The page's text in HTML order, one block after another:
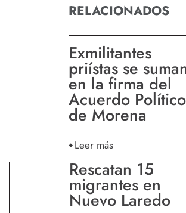
RELACIONADOS
Exmilitantes
priístas se
en la firma del
Acuerdo Político
de Morena
Leer más
Rescatan 15
migrantes en
Nuevo Laredo